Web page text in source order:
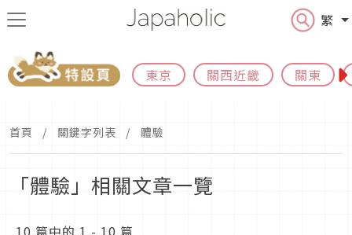
繁
東京 關西近畿 關東
首頁 關鍵字列表 體驗
「體驗」相關文章一覽
10 篇中的 1 - 10 篇